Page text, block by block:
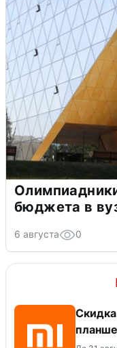
бюджета в
6 августа 0